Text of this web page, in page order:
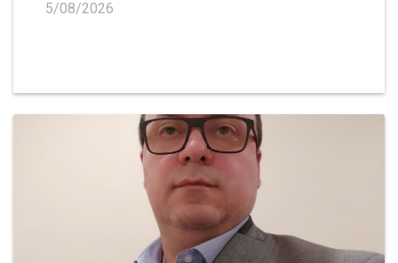
5/08/2026